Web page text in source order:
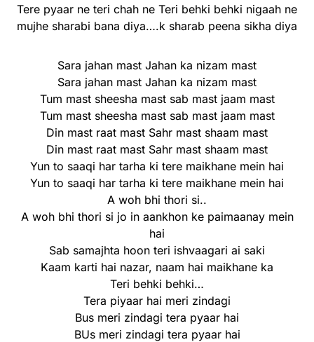
Tere pyaar ne teri chah ne Teri behki behki nigaah ne
mujhe sharabi bana diya….k sharab peena sikha diya
Sara jahan mast Jahan ka nizam mast
Sara jahan mast Jahan ka nizam mast
Tum mast sheesha mast sab mast jaam mast
Tum mast sheesha mast sab mast jaam mast
Din mast raat mast Sahr mast shaam mast
Din mast raat mast Sahr mast shaam mast
Yun to saaqi har tarha ki tere maikhane mein hai
Yun to saaqi har tarha ki tere maikhane mein hai
A woh bhi thori si..
A woh bhi thori si jo in aankhon ke paimaanay mein
hai
Sab samajhta hoon teri ishvaagari ai saki
Kaam karti hai nazar, naam hai maikhane ka
Teri behki behki…
Tera piyaar hai meri zindagi
Bus meri zindagi tera pyaar hai
BUs meri zindagi tera pyaar hai